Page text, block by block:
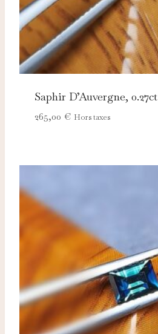
Saphir D’Auvergne, 0.27ct
265,00 € Hors taxes